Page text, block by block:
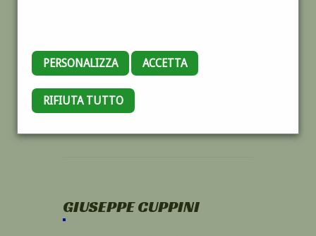
PERSONALIZZA ACCETTA
RIFIUTA TUTTO
GIUSEPPE CUPPINI